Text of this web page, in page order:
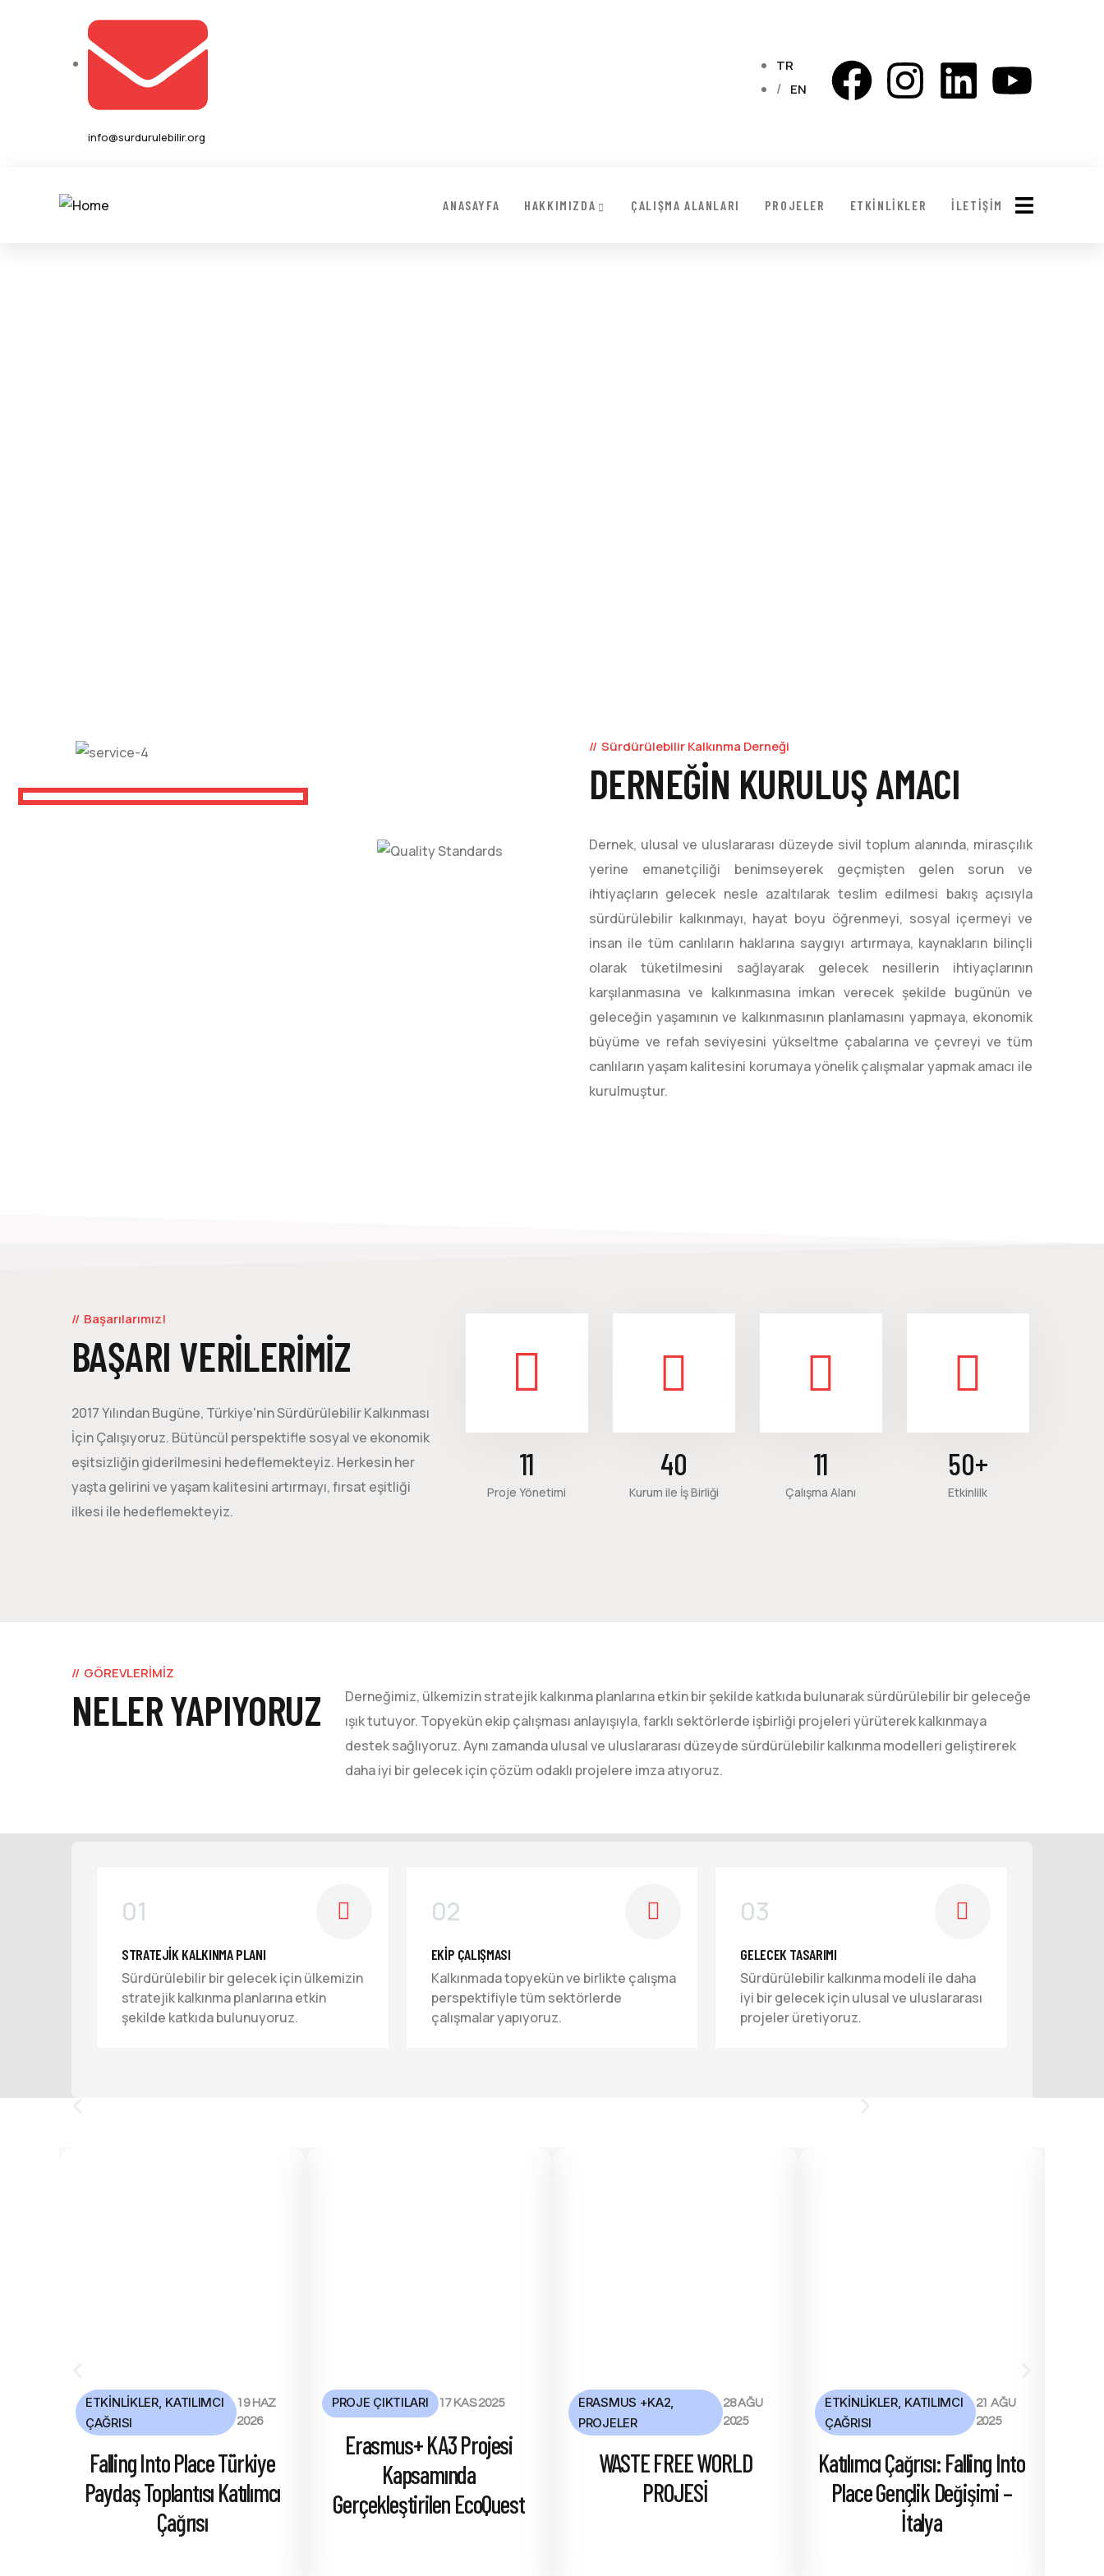
info@surdurulebilir.org
TR
EN
ANASAYFA HAKKIMIZDA ÇALIŞMA ALANLARI PROJELER ETKINLIKLER İLETIŞIM
Sürdürülebilir Kalkınma Derneği
DERNEĞIN KURULUŞ AMACI
Dernek, ulusal ve uluslararası düzeyde sivil toplum alanında, mirasçılık
yerine emanetçiliği benimseyerek geçmişten gelen sorun ve
ihtiyaçların gelecek nesle azaltılarak teslim edilmesi bakış açısıyla
sürdürülebilir kalkınmayı, hayat boyu öğrenmeyi, sosyal içermeyi ve
insan ile tüm canlıların haklarına saygıyı artırmaya, kaynakların bilinçli
olarak tüketilmesini sağlayarak gelecek nesillerin ihtiyaçlarının
karşılanmasına ve kalkınmasına imkan verecek şekilde bugünün ve
geleceğin yaşamının ve kalkınmasının planlamasını yapmaya, ekonomik
büyüme ve refah seviyesini yükseltme çabalarına ve çevreyi ve tüm
canlıların yaşam kalitesini korumaya yönelik çalışmalar yapmak amacı ile
kurulmuştur.
Başarılarımız!
BAŞARI VERİLERİMİZ
2017 Yılından Bugüne, Türkiye'nin Sürdürülebilir Kalkınması
İçin Çalışıyoruz. Bütüncül perspektifle sosyal ve ekonomik
eşitsizliğin giderilmesini hedeflemekteyiz. Herkesin her
yaşta gelirini ve yaşam kalitesini artırmayı, fırsat eşitliği
ilkesi ile hedeflemekteyiz.
11
Proje Yönetimi
40
Kurum ile İş Birliği
11
Çalışma Alanı
50+
Etkinlilk
GÖREVLERİMİZ
NELER YAPIYORUZ
Derneğimiz, ülkemizin stratejik kalkınma planlarına etkin bir şekilde katkıda bulunarak sürdürülebilir bir geleceğe
ışık tutuyor. Topyekün ekip çalışması anlayışıyla, farklı sektörlerde işbirliği projeleri yürüterek kalkınmaya
destek sağlıyoruz. Aynı zamanda ulusal ve uluslararası düzeyde sürdürülebilir kalkınma modelleri geliştirerek
daha iyi bir gelecek için çözüm odaklı projelere imza atıyoruz.
01
STRATEJIK KALKINMA PLANI
Sürdürülebilir bir gelecek için ülkemizin
stratejik kalkınma planlarına etkin
şekilde katkıda bulunuyoruz.
02
EKIP ÇALIŞMASI
Kalkınmada topyekün ve birlikte çalışma
perspektifiyle tüm sektörlerde
çalışmalar yapıyoruz.
03
GELECEK TASARIMI
Sürdürülebilir kalkınma modeli ile daha
iyi bir gelecek için ulusal ve uluslararası
projeler üretiyoruz.
ETKINLIKLER, KATILIMCI
ÇAĞRISI
19 HAZ
2026
Falling Into Place Türkiye
Paydaş Toplantısı Katılımcı
Çağrısı
PROJE ÇIKTILARI 17 KAS 2025
Erasmus+ KA3 Projesi
Kapsamında
Gerçekleştirilen EcoQuest
ERASMUS +KA2,
PROJELER
28 AĞU
2025
WASTE FREE WORLD
PROJESİ
ETKINLIKLER, KATILIMCI
ÇAĞRISI
21 AĞU
2025
Katılımcı Çağrısı: Falling Into
Place Gençlik Değişimi –
İtalya